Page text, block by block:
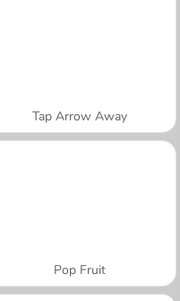
Tap Arrow Away
Pop Fruit